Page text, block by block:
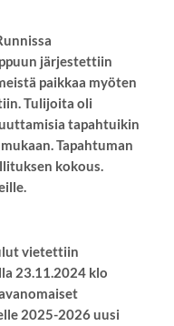
järjestettiin
paikkaa myöten
Tulijoita oli
tapahtuikin
Tapahtuman
kokous.
vietettiin
23.11.2024 klo
2025-2026 uusi